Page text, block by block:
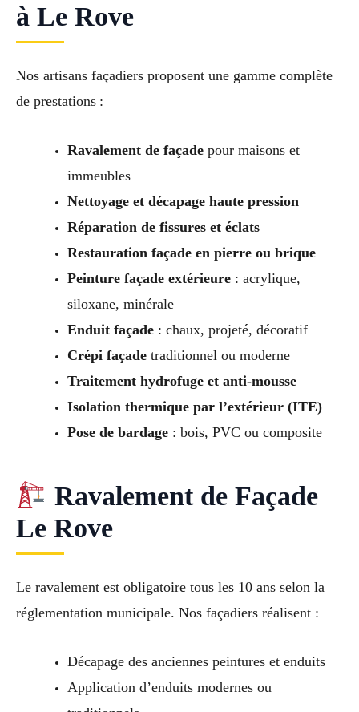
à Le Rove
Nos artisans façadiers proposent une gamme complète
de prestations :
Ravalement de façadepour maisons et
immeubles
Nettoyage et décapage haute pression
Réparation de fissures et éclats
Restauration façade en pierre ou brique
Peinture façade extérieure: acrylique,
siloxane, minérale
Enduit façade: chaux, projeté, décoratif
Crépi façadetraditionnel ou moderne
Traitement hydrofuge et anti-mousse
Isolation thermique par l’extérieur (ITE)
Pose de bardage: bois, PVC ou composite
Ravalement de Façade
Le Rove
Le ravalement est obligatoire tous les 10 ans selon la
réglementation municipale. Nos façadiers réalisent :
Décapage des anciennes peintures et enduits
Application d’enduits modernes ou